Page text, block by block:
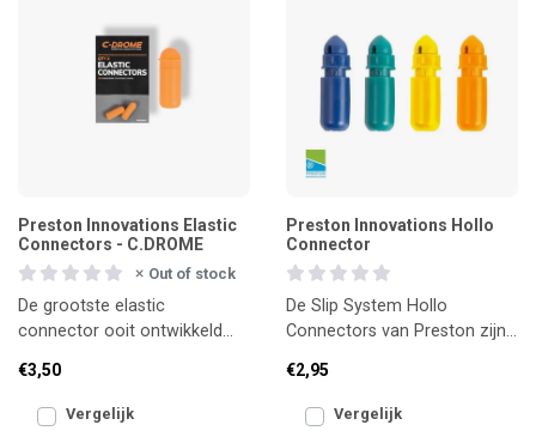
Preston Innovations Elastic
Connectors - C.DROME
Out of stock
De grootste elastic
connector ooit ontwikkeld
Elastic Connector is speciaal
€3,50
Vergelijk
Preston Innovations Hollo
Connector
De Slip System Hollo
Connectors van Preston zijn
vissen met dikke, holl
€2,95
Vergelijk